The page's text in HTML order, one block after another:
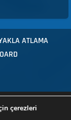
ATLAMA
aittir.
çerezleri